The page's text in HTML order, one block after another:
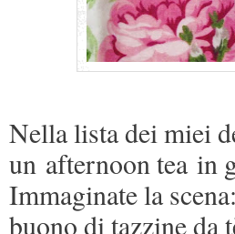
Nella lista dei miei
un afternoon tea in
Immaginate la
buono di tazzine da